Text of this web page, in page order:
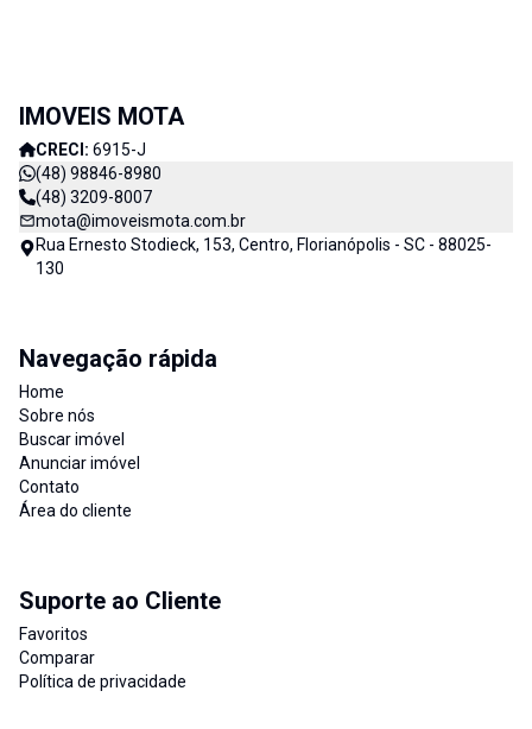
IMOVEIS MOTA
CRECI: 6915-J
(48) 98846-8980
(48) 3209-8007
mota@imoveismota.com.br
Rua Ernesto Stodieck, 153, Centro, Florianópolis - SC - 88025-
130
Navegação rápida
Home
Sobre nós
Buscar imóvel
Anunciar imóvel
Contato
Área do cliente
Suporte ao Cliente
Favoritos
Comparar
Política de privacidade